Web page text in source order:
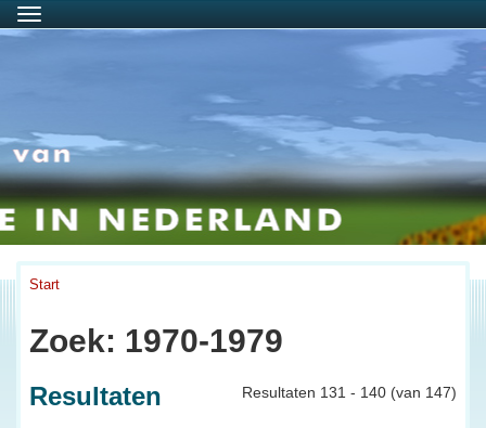
Menu
Start
Zoek: 1970-1979
Resultaten 131 - 140 (van 147)
Resultaten